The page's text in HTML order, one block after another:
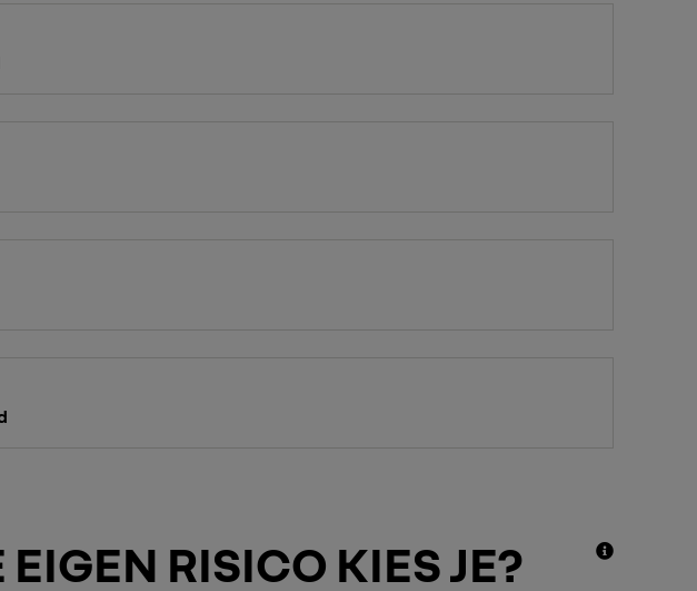
RISICO KIES JE?